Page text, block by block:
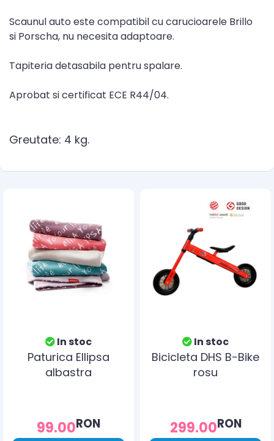
Scaunul auto este compatibil cu carucioarele Brillo
si Porscha, nu necesita adaptoare.
Tapiteria detasabila pentru spalare.
Aprobat si certificat ECE R44/04.
Greutate: 4 kg.
In stoc
Paturica Ellipsa
albastra
99.00RON
In stoc
Bicicleta DHS B-Bike
rosu
299.00RON